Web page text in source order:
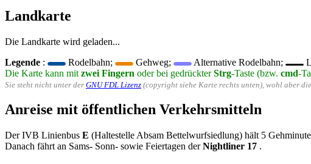
Landkarte
Die Landkarte wird geladen...
Legende : Rodelbahn; Gehweg; Alternative Rodelbahn;
Die Karte kann mit zwei Fingern oder bei gedrückterStrg-Taste (bzw. cmd-
Sie steht nicht unter der GNU FDL Lizenz (copyright siehe Karte rechts unten), wohl aber
Anreise mit öffentlichen Verkehrsmitteln
Der IVB Linienbus E (Haltestelle Absam Bettelwurfsiedlung) hält 5
Danach fährt an Sams- Sonn- sowie Feiertagen derNightliner 17 .